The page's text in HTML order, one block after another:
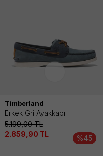
Timberland
Erkek Gri Ayakkabı
5.199,00TL
2.859,90 TL %45